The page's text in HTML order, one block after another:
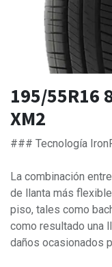
195/55R16
XM2
### Tecnología
La combinación
de llanta más
piso, tales como
como resultado una
daños ocasionados